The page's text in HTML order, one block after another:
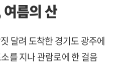
름의 산
달려 도착한 경기도 광주에
를 지나 관람로에 한 걸음